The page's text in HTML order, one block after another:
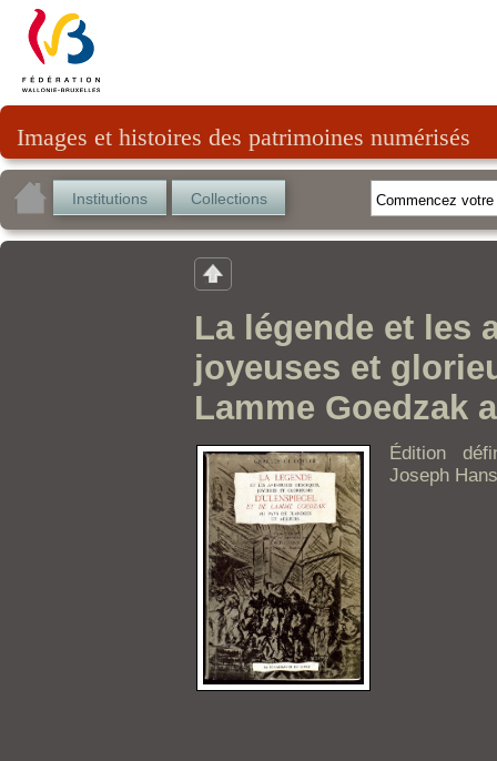
Images et histoires des patrimoines numérisés
Institutions Collections
La légende et les
joyeuses et
Lamme Goedzak
Édition
Joseph